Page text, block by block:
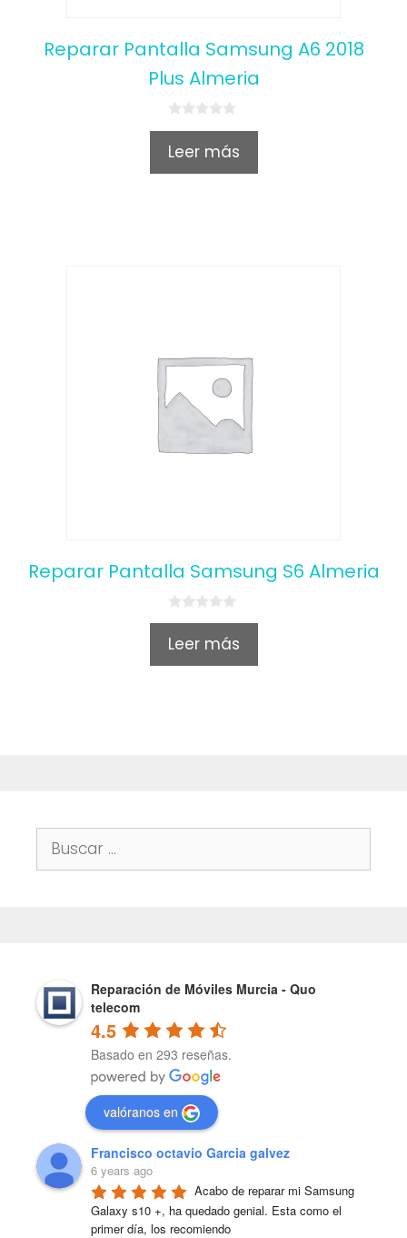
Reparar Pantalla Samsung A6 2018
Plus Almeria
0
u
Leer más
Reparar Pantalla Samsung S6 Almeria
0
u
Leer más
Buscar:
Reparación de Móviles Murcia - Quo
telecom
4.5
Basado en 293 reseñas.
valóranos en
Francisco octavio Garcia galvez
6 years ago
Acabo de reparar mi Samsung
Galaxy s10 +, ha quedado genial. Esta como el
primer día, los recomiendo